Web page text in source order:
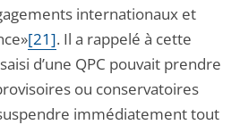
internationaux et
[21]. Il a rappelé à cette
d’une QPC pouvait prendre
ou conservatoires
immédiatement tout